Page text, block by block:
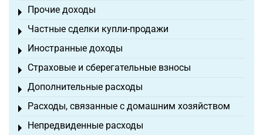
Прочие доходы
Toggle menu
Частные сделки купли-продажи
Toggle menu
Иностранные доходы
Toggle menu
Страховые и сберегательные взносы
Toggle menu
Дополнительные расходы
Toggle menu
Расходы, связанные с домашним хозяйством
Toggle menu
Непредвиденные расходы
Toggle menu